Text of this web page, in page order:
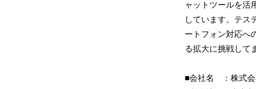
ャットツールを活
しています。テス
ートフォン対応へ
る拡大に挑戦して
■会社名 ：株式会